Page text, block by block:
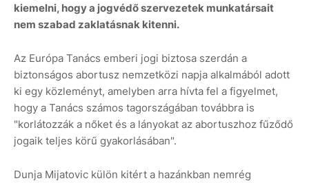
kiemelni, hogy a jogvédő szervezetek munkatársait
nem szabad zaklatásnak kitenni.
Az Európa Tanács emberi jogi biztosa szerdán a
biztonságos abortusz nemzetközi napja alkalmából adott
ki egy közleményt, amelyben arra hívta fel a figyelmet,
hogy a Tanács számos tagországában továbbra is
"korlátozzák a nőket és a lányokat az abortuszhoz fűződő
jogaik teljes körű gyakorlásában".
Dunja Mijatovic külön kitért a hazánkban nemrég